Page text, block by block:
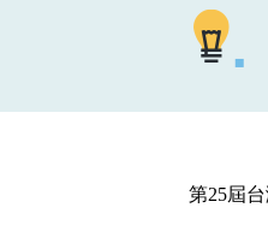
第25屆